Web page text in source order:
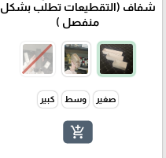
شفاف (التقطيعات تطلب بشكل
منفصل )
صغير وسط كبير
add_shopping_cart